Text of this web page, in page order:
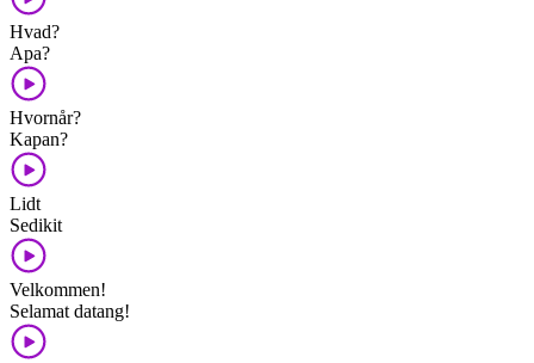
Hvad?
Apa?
Hvornår?
Kapan?
Lidt
Sedikit
Velkommen!
Selamat datang!